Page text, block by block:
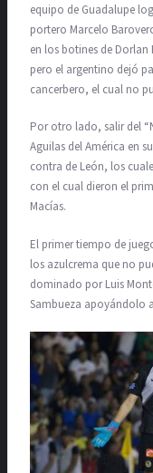
equipo de Guadalupe
portero Marcelo
en los botines de Dorlan
pero el argentino dejó
cancerbero, el cual no
Por otro lado, salir del
Aguilas del América en
contra de León, los
con el cual dieron el
Macías.
El primer tiempo de
los azulcrema que no
dominado por Luis
Sambueza apoyándolo